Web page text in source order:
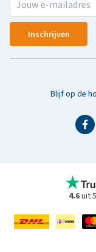
Inschrijven
Blijf op de
4.6uit